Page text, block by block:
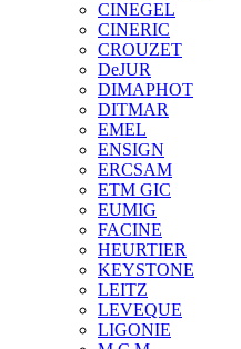
CINEGEL
CINERIC
CROUZET
DeJUR
DIMAPHOT
DITMAR
EMEL
ENSIGN
ERCSAM
ETM GIC
EUMIG
FACINE
HEURTIER
KEYSTONE
LEITZ
LEVEQUE
LIGONIE